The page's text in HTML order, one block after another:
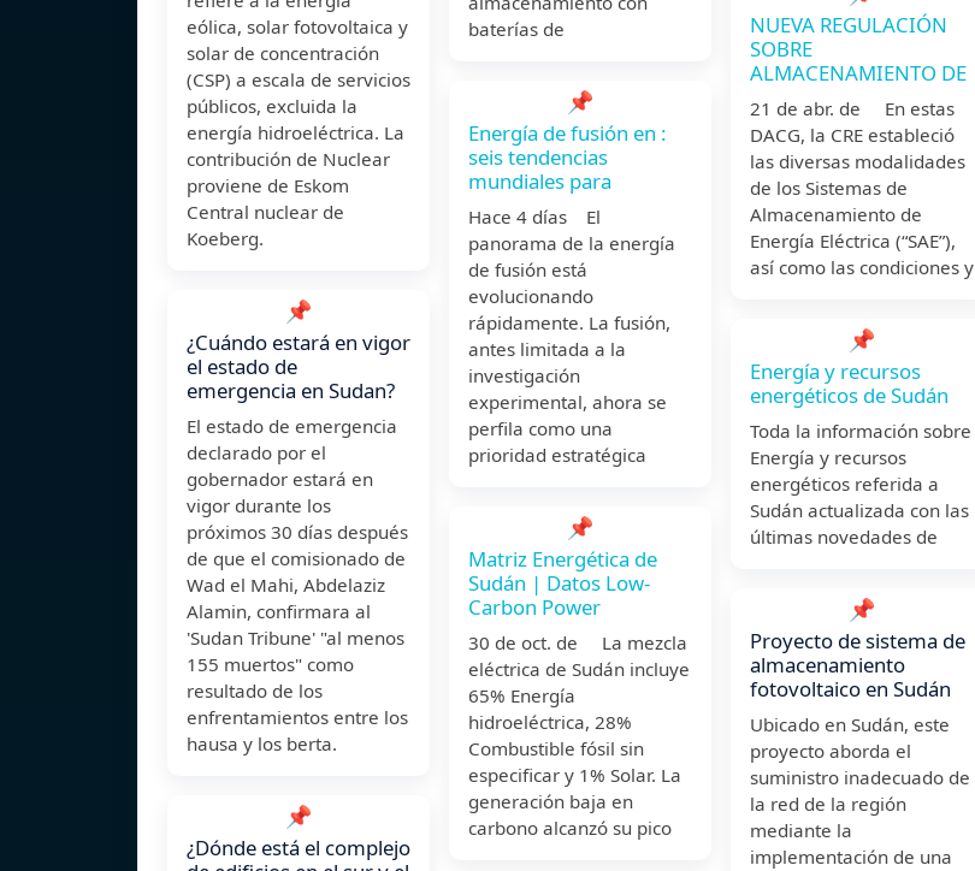
eólica, solar fotovoltaica y
solar de concentración
(CSP) a escala de servicios
públicos, excluida la
energía hidroeléctrica. La
contribución de Nuclear
proviene de Eskom
Central nuclear de
Koeberg.
📌
¿Cuándo estará en vigor
el estado de
emergencia en Sudan?
El estado de emergencia
declarado por el
gobernador estará en
vigor durante los
próximos 30 días después
de que el comisionado de
Wad el Mahi, Abdelaziz
Alamin, confirmara al
'Sudan Tribune' "al menos
155 muertos" como
resultado de los
enfrentamientos entre los
hausa y los berta.
📌
¿Dónde está el complejo
baterías de
📌
Energía de fusión en :
seis tendencias
mundiales para
Hace 4 días El
panorama de la energía
de fusión está
evolucionando
rápidamente. La fusión,
antes limitada a la
investigación
experimental, ahora se
perfila como una
prioridad estratégica
📌
Matriz Energética de
Sudán | Datos Low-
Carbon Power
30 de oct. de La mezcla
eléctrica de Sudán incluye
65% Energía
hidroeléctrica, 28%
Combustible fósil sin
especificar y 1% Solar. La
generación baja en
carbono alcanzó su pico
NUEVA REGULACIÓN
SOBRE
ALMACENAMIENTO DE
21 de abr. de En estas
DACG, la CRE estableció
las diversas modalidades
de los Sistemas de
Almacenamiento de
Energía Eléctrica (“SAE”),
así como las condiciones y
📌
Energía y recursos
energéticos de Sudán
Toda la información sobre
Energía y recursos
energéticos referida a
Sudán actualizada con las
últimas novedades de
📌
Proyecto de sistema de
almacenamiento
fotovoltaico en Sudán
Ubicado en Sudán, este
proyecto aborda el
suministro inadecuado de
la red de la región
mediante la
implementación de una